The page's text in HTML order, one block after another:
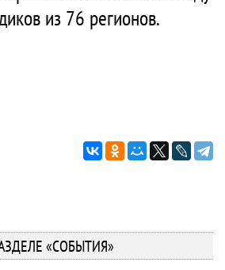
из 76 регионов.
«СОБЫТИЯ»